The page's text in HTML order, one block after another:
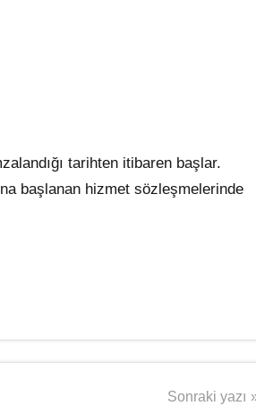
tarihten itibaren başlar.
başlanan hizmet sözleşmelerinde
Sonraki yazı